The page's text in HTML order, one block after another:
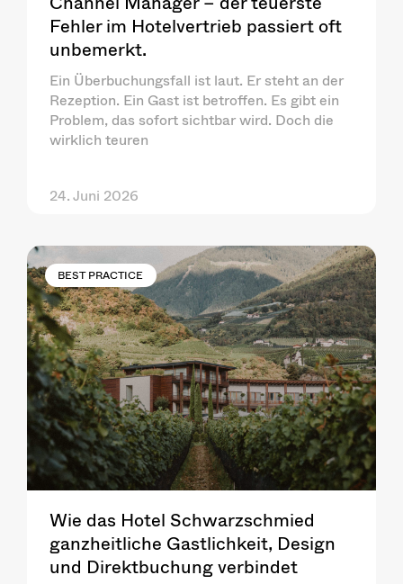
Fehler im Hotelvertrieb passiert oft
unbemerkt.
Ein Überbuchungsfall ist laut. Er steht an der
Rezeption. Ein Gast ist betroffen. Es gibt ein
Problem, das sofort sichtbar wird. Doch die
wirklich teuren
24. Juni 2026
BEST PRACTICE
Wie das Hotel Schwarzschmied
ganzheitliche Gastlichkeit, Design
und Direktbuchung verbindet